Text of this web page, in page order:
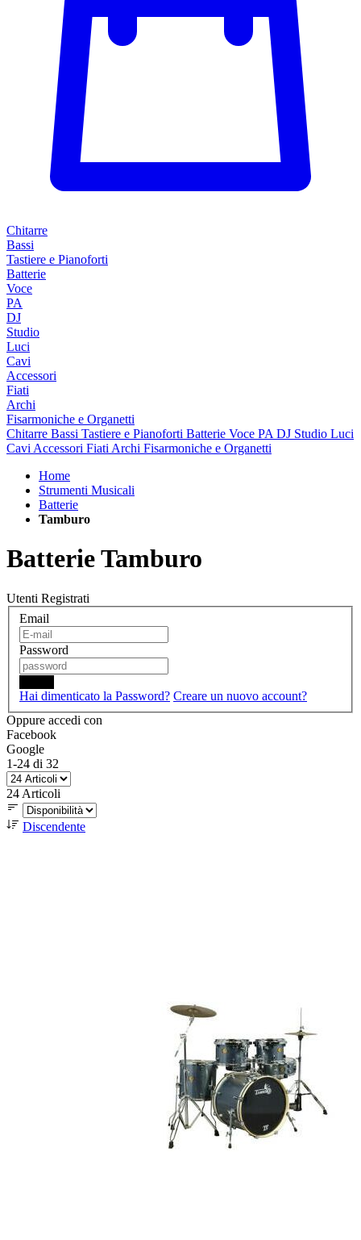
Chitarre
Bassi
Tastiere e Pianoforti
Batterie
Voce
PA
DJ
Studio
Luci
Cavi
Accessori
Fiati
Archi
Fisarmoniche e Organetti
Chitarre Bassi Tastiere e Pianoforti Batterie Voce PA DJ Studio Luci
Cavi Accessori Fiati Archi Fisarmoniche e Organetti
Home
Strumenti Musicali
Batterie
Tamburo
Batterie Tamburo
Utenti Registrati
Email
Password
Hai dimenticato la Password? Creare un nuovo account?
Oppure accedi con
Facebook
Google
1-24 di 32
24Articoli
Discendente